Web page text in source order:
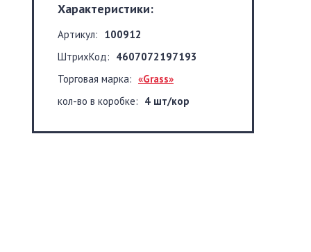
Характеристики:
Артикул: 100912
ШтрихКод: 4607072197193
Торговая марка: «Grass»
кол-во в коробке: 4 шт/кор